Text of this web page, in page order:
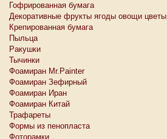
Гофрированная бумага
Декоративные фрукты ягоды овощи цветы
Крепированная бумага
Пыльца
Ракушки
Тычинки
Фоамиран Mr.Painter
Фоамиран Зефирный
Фоамиран Иран
Фоамиран Китай
Трафареты
Формы из пенопласта
Фоторамки